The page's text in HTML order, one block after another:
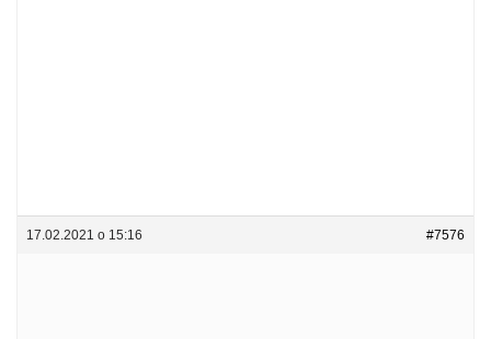
17.02.2021 о 15:16 #7576